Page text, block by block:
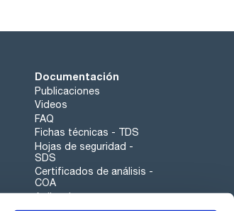
Documentación
Publicaciones
Videos
FAQ
Fichas técnicas - TDS
Hojas de seguridad -
SDS
Certificados de análisis -
COA
Aplicaciones